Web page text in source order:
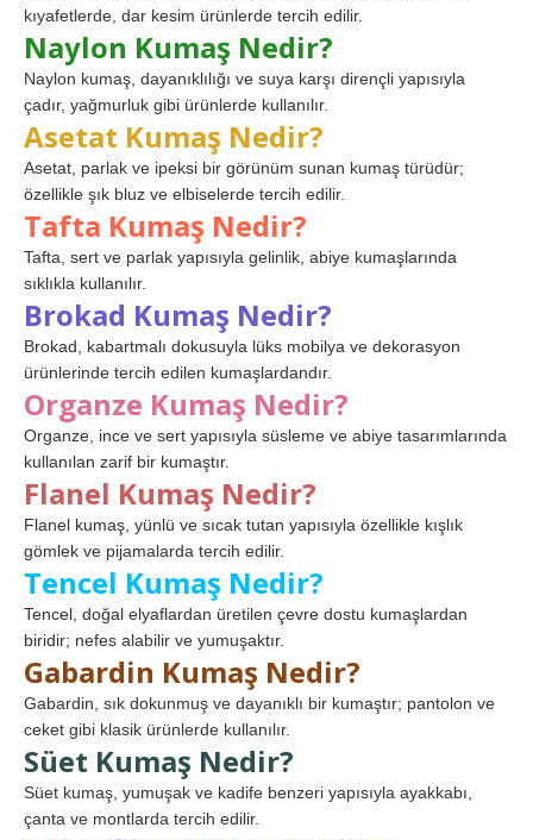
kıyafetlerde, dar kesim ürünlerde tercih edilir.
Naylon Kumaş Nedir?
Naylon kumaş, dayanıklılığı ve suya karşı dirençli yapısıyla
çadır, yağmurluk gibi ürünlerde kullanılır.
Asetat Kumaş Nedir?
Asetat, parlak ve ipeksi bir görünüm sunan kumaş türüdür;
özellikle şık bluz ve elbiselerde tercih edilir.
Tafta Kumaş Nedir?
Tafta, sert ve parlak yapısıyla gelinlik, abiye kumaşlarında
sıklıkla kullanılır.
Brokad Kumaş Nedir?
Brokad, kabartmalı dokusuyla lüks mobilya ve dekorasyon
ürünlerinde tercih edilen kumaşlardandır.
Organze Kumaş Nedir?
Organze, ince ve sert yapısıyla süsleme ve abiye tasarımlarında
kullanılan zarif bir kumaştır.
Flanel Kumaş Nedir?
Flanel kumaş, yünlü ve sıcak tutan yapısıyla özellikle kışlık
gömlek ve pijamalarda tercih edilir.
Tencel Kumaş Nedir?
Tencel, doğal elyaflardan üretilen çevre dostu kumaşlardan
biridir; nefes alabilir ve yumuşaktır.
Gabardin Kumaş Nedir?
Gabardin, sık dokunmuş ve dayanıklı bir kumaştır; pantolon ve
ceket gibi klasik ürünlerde kullanılır.
Süet Kumaş Nedir?
Süet kumaş, yumuşak ve kadife benzeri yapısıyla ayakkabı,
çanta ve montlarda tercih edilir.